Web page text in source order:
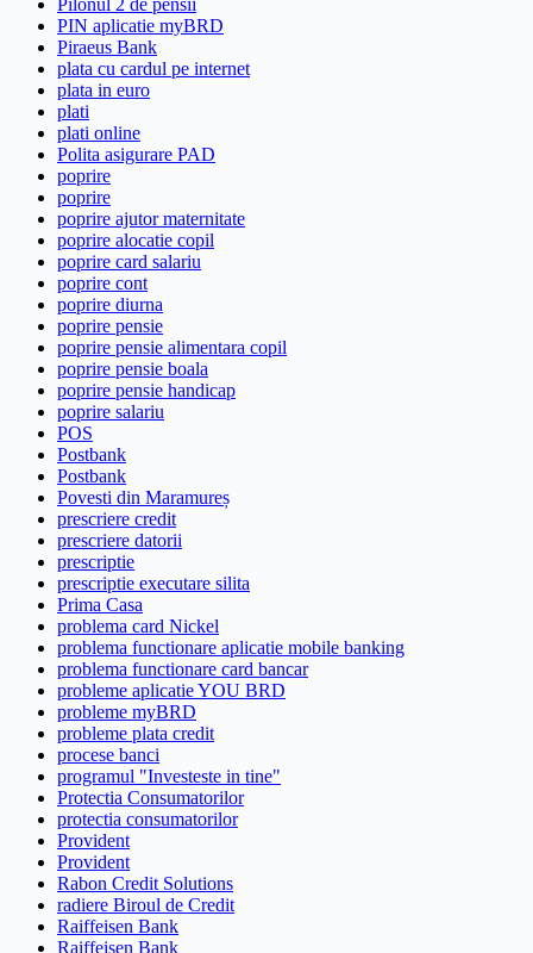
PIN aplicatie myBRD
Piraeus Bank
plata cu cardul pe internet
plata in euro
plati
plati online
Polita asigurare PAD
poprire
poprire
poprire ajutor maternitate
poprire alocatie copil
poprire card salariu
poprire cont
poprire diurna
poprire pensie
poprire pensie alimentara copil
poprire pensie boala
poprire pensie handicap
poprire salariu
POS
Postbank
Postbank
Povesti din Maramureș
prescriere credit
prescriere datorii
prescriptie
prescriptie executare silita
Prima Casa
problema card Nickel
problema functionare aplicatie mobile banking
problema functionare card bancar
probleme aplicatie YOU BRD
probleme myBRD
probleme plata credit
procese banci
programul "Investeste in tine"
Protectia Consumatorilor
protectia consumatorilor
Provident
Provident
Rabon Credit Solutions
radiere Biroul de Credit
Raiffeisen Bank
Raiffeisen Bank